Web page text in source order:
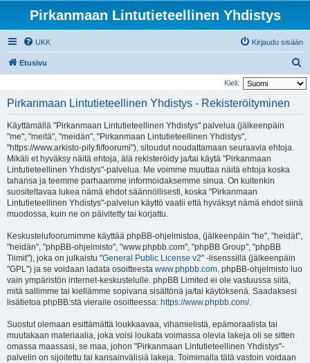
Pirkanmaan Lintutieteellinen Yhdistys
UKK Kirjaudu sisään
Etusivu
t
Kieli:
Pirkanmaan Lintutieteellinen Yhdistys - Rekisteröityminen
Käyttämällä "Pirkanmaan Lintutieteellinen Yhdistys" palvelua (jälkeenpäin
"me", "meitä", "meidän", "Pirkanmaan Lintutieteellinen Yhdistys",
"https://www.arkisto-pily.fi/foorumi"), sitoudut noudattamaan seuraavia ehtoja.
Mikäli et hyväksy näitä ehtoja, älä rekisteröidy ja/tai käytä "Pirkanmaan
Lintutieteellinen Yhdistys"-palvelua. Me voimme muuttaa näitä ehtoja koska
tahansa ja teemme parhaamme informoidaksemme sinua. On kuitenkin
suositeltavaa lukea nämä ehdot säännöllisesti, koska "Pirkanmaan
Lintutieteellinen Yhdistys"-palvelun käyttö vaatii että hyväksyt nämä ehdot siinä
muodossa, kuin ne on päivitetty tai korjattu.
Keskustelufoorumimme käyttää phpBB-ohjelmistoa, (jälkeenpäin "he", "heidät",
"heidän", "phpBB-ohjelmisto", "www.phpbb.com", "phpBB Group", "phpBB
Tiimit"), joka on julkaistu "General Public License v2" -lisenssillä (jälkeenpäin
"GPL") ja se voidaan ladata osoitteesta www.phpbb.com. phpBB-ohjelmisto luo
vain ympäristön internet-keskustelulle. phpBB Limited ei ole vastuussa siitä,
mitä sallimme tai kiellämme sopivana sisältönä ja/tai käytöksenä. Saadaksesi
lisätietoa phpBB:stä vieraile osoitteessa: https://www.phpbb.com/.
Suostut olemaan esittämättä loukkaavaa, vihamielistä, epämoraalista tai
muutakaan materiaalia, joka voisi loukata voimassa olevia lakeja oli se sitten
omassa maassasi, se maa, johon "Pirkanmaan Lintutieteellinen Yhdistys"-
palvelin on sijoitettu tai kansainvälisiä lakeja. Toimimalla tätä vastoin voidaan